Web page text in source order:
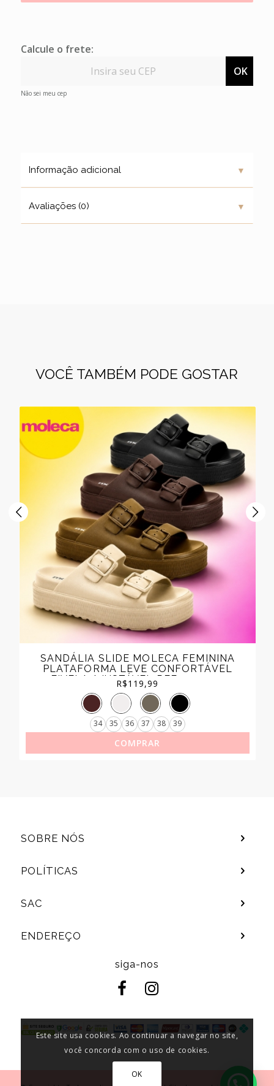
Calcule o frete:
OK
Não sei meu cep
Informação adicional ▼
Avaliações (0) ▼
VOCÊ TAMBÉM PODE GOSTAR
SANDÁLIA SLIDE MOLECA FEMININA
PLATAFORMA LEVE CONFORTÁVEL
FIVELA AJUSTÁVEL REF.5577.100
R$119,99
34 35 36 37 38 39
COMPRAR
SOBRE NÓS
POLÍTICAS
SAC
ENDEREÇO
siga-nos
Este site usa cookies. Ao continuar a navegar no site,
você concorda com o uso de cookies.
OK